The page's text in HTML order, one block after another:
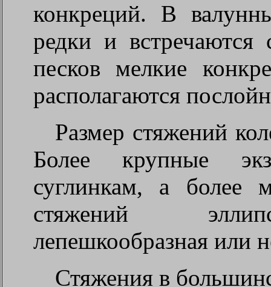
конкреций. В
редки и
песков мелкие
располагаются
Размер стяжений
Более крупные
суглинкам, а
стяжений
лепешкообразная или
Стяжения в